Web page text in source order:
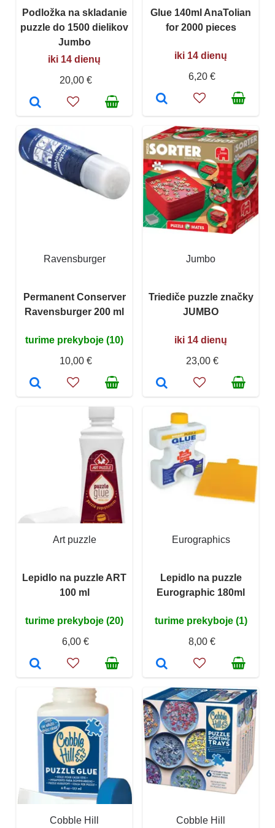
Podložka na skladanie
puzzle do 1500 dielikov
Jumbo
iki 14 dienų
20,00 €
Glue 140ml AnaTolian
for 2000 pieces
iki 14 dienų
6,20 €
Ravensburger
Permanent Conserver
Ravensburger 200 ml
turime prekyboje (10)
10,00 €
Jumbo
Triediče puzzle značky
JUMBO
iki 14 dienų
23,00 €
Art puzzle
Lepidlo na puzzle ART
100 ml
turime prekyboje (20)
6,00 €
Eurographics
Lepidlo na puzzle
Eurographic 180ml
turime prekyboje (1)
8,00 €
Cobble Hill Cobble Hill